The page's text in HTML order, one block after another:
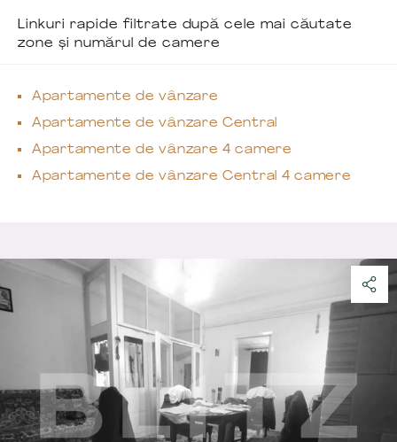
Linkuri rapide filtrate după cele mai căutate
zone și numărul de camere
Apartamente de vânzare
Apartamente de vânzare Central
Apartamente de vânzare 4 camere
Apartamente de vânzare Central 4 camere